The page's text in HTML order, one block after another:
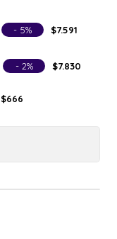
- 5% $7.591
- 2% $7.830
$666